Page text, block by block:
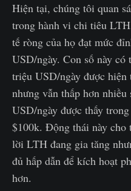
Hiện tại, chúng tôi quan
trong hành vi chi tiêu
tế ròng của họ đạt mức
USD/ngày. Con số này có
triệu USD/ngày được
nhưng vẫn thấp hơn
USD/ngày được thấy
$100k. Động thái này cho
lời LTH đang gia tăng
đủ hấp dẫn để kích hoạt
hơn.